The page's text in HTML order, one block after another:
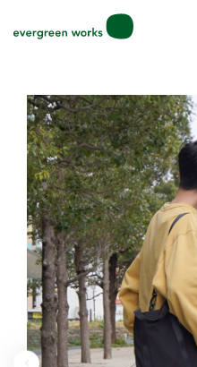
2027年ご入学用ラン